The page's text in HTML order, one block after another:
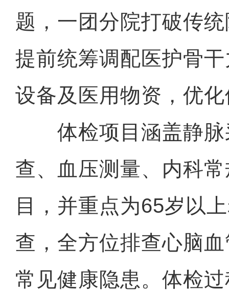
题，一团分院打破传
提前统筹调配医护骨
设备及医用物资，优
体检项目涵盖静脉
查、血压测量、内科
目，并重点为65岁以
查，全方位排查心脑
常见健康隐患。体检